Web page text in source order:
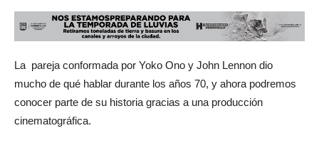
La pareja conformada por Yoko Ono y John Lennon dio
mucho de qué hablar durante los años 70, y ahora podremos
conocer parte de su historia gracias a una producción
cinematográfica.